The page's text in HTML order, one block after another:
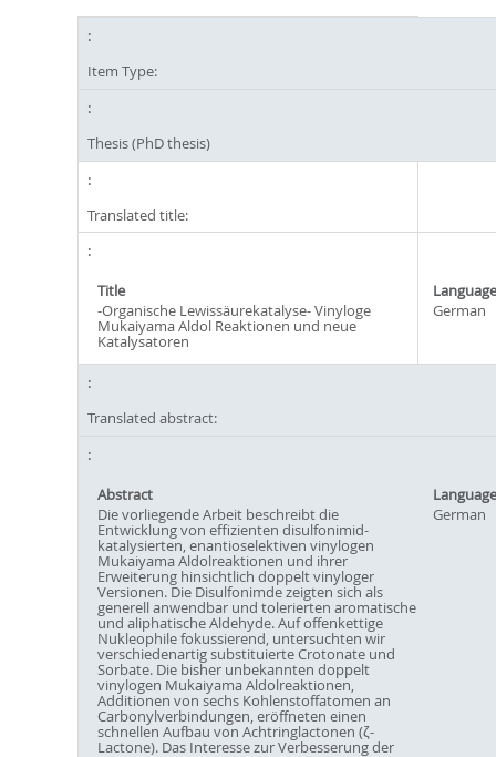
Item Type:
Thesis (PhD thesis)
Translated title:
Title
Language
-Organische Lewissäurekatalyse- Vinyloge
Mukaiyama Aldol Reaktionen und neue
Katalysatoren
German
Translated abstract:
Abstract
Language
Die vorliegende Arbeit beschreibt die
Entwicklung von effizienten disulfonimid-
katalysierten, enantioselektiven vinylogen
Mukaiyama Aldolreaktionen und ihrer
Erweiterung hinsichtlich doppelt vinyloger
Versionen. Die Disulfonimde zeigten sich als
generell anwendbar und tolerierten aromatische
und aliphatische Aldehyde. Auf offenkettige
Nukleophile fokussierend, untersuchten wir
verschiedenartig substituierte Crotonate und
Sorbate. Die bisher unbekannten doppelt
vinylogen Mukaiyama Aldolreaktionen,
Additionen von sechs Kohlenstoffatomen an
Carbonylverbindungen, eröffneten einen
schnellen Aufbau von Achtringlactonen (ζ-
Lactone). Das Interesse zur Verbesserung der
German